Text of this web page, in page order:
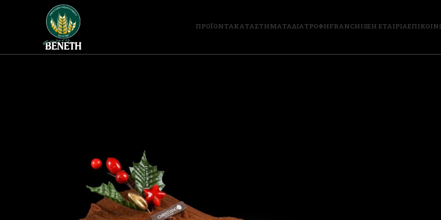
ΠΡΟΪΟΝΤΑΚΑΤΑΣΤΗΜΑΤΑΔΙΑΤΡΟΦΗFRANCHISEΗ ΕΤΑΙΡΙΑ